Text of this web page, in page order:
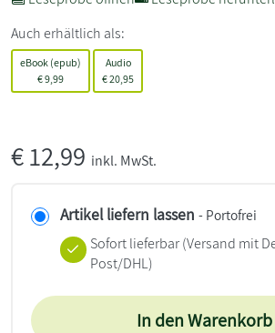
Auch erhältlich als:
eBook (epub)
€9,99
Audio
€20,95
€12,99 inkl. MwSt.
Artikel liefern lassen - Portofrei
Sofort lieferbar(Versand mit
Post/DHL)
In den Warenkorb